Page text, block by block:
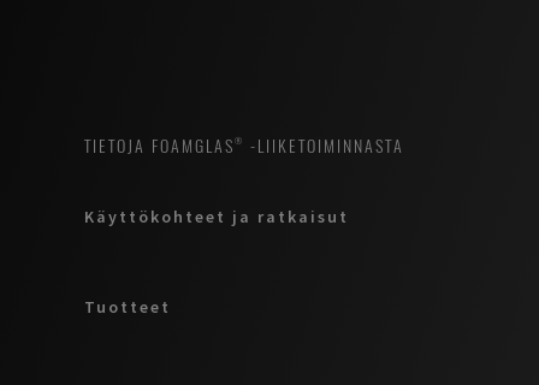
TIETOJA FOAMGLAS® -LIIKETOIMINNASTA
Käyttökohteet ja ratkaisut
Tuotteet